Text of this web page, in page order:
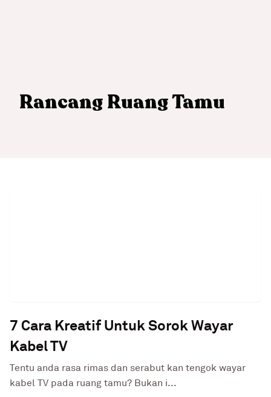
Rancang Ruang Tamu
7 Cara Kreatif Untuk Sorok Wayar
Kabel TV
Tentu anda rasa rimas dan serabut kan tengok wayar
kabel TV pada ruang tamu? Bukan i...